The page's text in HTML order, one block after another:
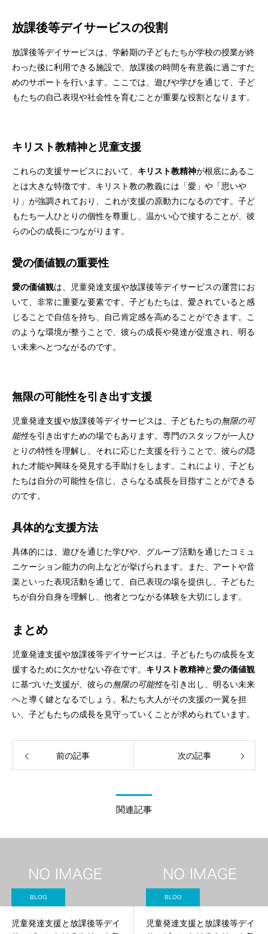
放課後等デイサービスの役割
放課後等デイサービスは、学齢期の子どもたちが学校の授業が終
わった後に利用できる施設で、放課後の時間を有意義に過ごすた
めのサポートを行います。ここでは、遊びや学びを通じて、子ど
もたちの自己表現や社会性を育むことが重要な役割となります。
キリスト教精神と児童支援
これらの支援サービスにおいて、 キリスト教精神が根底にあるこ
とは大きな特徴です。キリスト教の教義には「愛」や「思いや
り」が強調されており、これが支援の原動力になるのです。子ど
もたち一人ひとりの個性を尊重し、温かい心で接することが、彼
らの心の成長につながります。
愛の価値観の重要性
愛の価値観は、児童発達支援や放課後等デイサービスの運営にお
いて、非常に重要な要素です。子どもたちは、愛されていると感
じることで自信を持ち、自己肯定感を高めることができます。こ
のような環境が整うことで、彼らの成長や発達が促進され、明る
い未来へとつながるのです。
無限の可能性を引き出す支援
児童発達支援や放課後等デイサービスは、子どもたちの無限の可
能性を引き出すための場でもあります。専門のスタッフが一人ひ
とりの特性を理解し、それに応じた支援を行うことで、彼らの隠
れた才能や興味を発見する手助けをします。これにより、子ども
たちは自分の可能性を信じ、さらなる成長を目指すことができる
のです。
具体的な支援方法
具体的には、遊びを通じた学びや、グループ活動を通じたコミュ
ニケーション能力の向上などが挙げられます。また、アートや音
楽といった表現活動を通じて、自己表現の場を提供し、子どもた
ちが自分自身を理解し、他者とつながる体験を大切にします。
まとめ
児童発達支援や放課後等デイサービスは、子どもたちの成長を支
援するために欠かせない存在です。 キリスト教精神と愛の価値観
に基づいた支援が、彼らの無限の可能性を引き出し、明るい未来
へと導く鍵となるでしょう。私たち大人がその支援の一翼を担
い、子どもたちの成長を見守っていくことが求められています。
前の記事 次の記事
関連記事
BLOG
児童発達支援と放課後等デイ
BLOG
児童発達支援と放課後等デイ